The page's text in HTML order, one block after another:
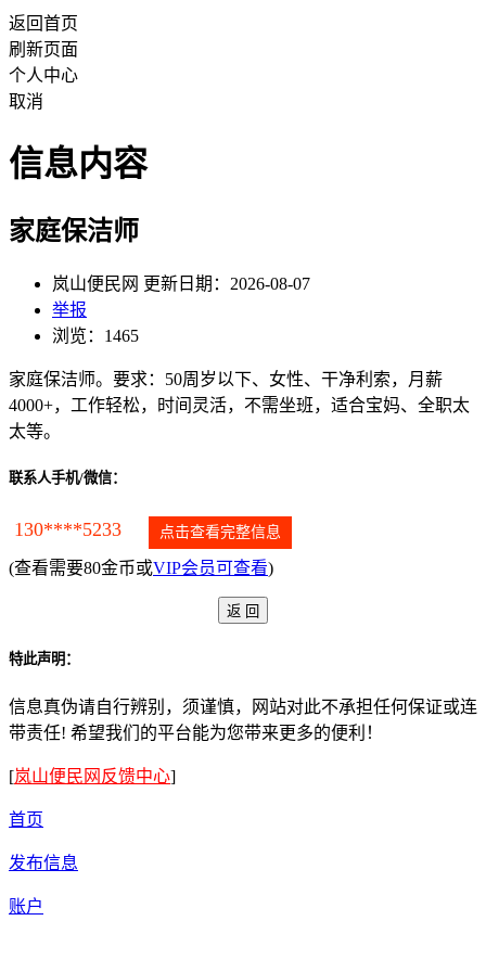
返回首页
刷新页面
个人中心
取消
信息内容
家庭保洁师
岚山便民网 更新日期：2026-08-07
举报
浏览：1465
家庭保洁师。要求：50周岁以下、女性、干净利索，月薪
4000+，工作轻松，时间灵活，不需坐班，适合宝妈、全职太
太等。
联系人手机/微信：
130****5233 点击查看完整信息
(查看需要80金币或VIP会员可查看)
特此声明：
信息真伪请自行辨别，须谨慎，网站对此不承担任何保证或连
带责任! 希望我们的平台能为您带来更多的便利！
[岚山便民网反馈中心]
首页
发布信息
账户